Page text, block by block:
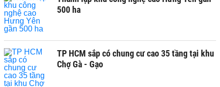
500 ha
TP HCM sắp có chung cư cao 35 tầng tại khu
Chợ Gà - Gạo